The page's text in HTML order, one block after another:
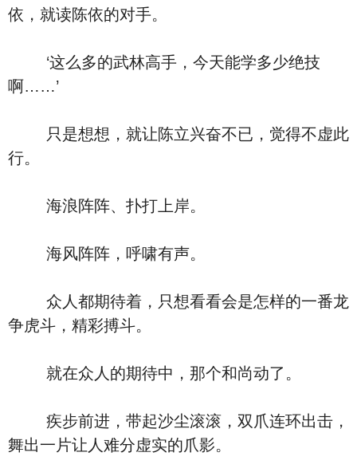
依，就读陈依的对手。
‘这么多的武林高手，今天能学多少绝技
啊……’
只是想想，就让陈立兴奋不已，觉得不虚此
行。
海浪阵阵、扑打上岸。
海风阵阵，呼啸有声。
众人都期待着，只想看看会是怎样的一番龙
争虎斗，精彩搏斗。
就在众人的期待中，那个和尚动了。
疾步前进，带起沙尘滚滚，双爪连环出击，
舞出一片让人难分虚实的爪影。